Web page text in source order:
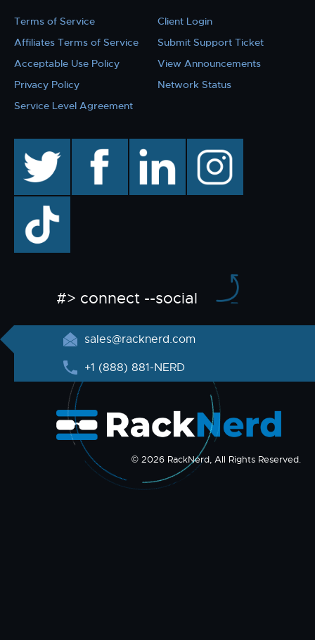
Terms of Service
Affiliates Terms of Service
Acceptable Use Policy
Privacy Policy
Service Level Agreement
Client Login
Submit Support Ticket
View Announcements
Network Status
facebook linkedin instagram
TikTok
#> connect --social
sales@racknerd.com
+1 (888) 881-NERD
© 2026 RackNerd, All Rights Reserved.